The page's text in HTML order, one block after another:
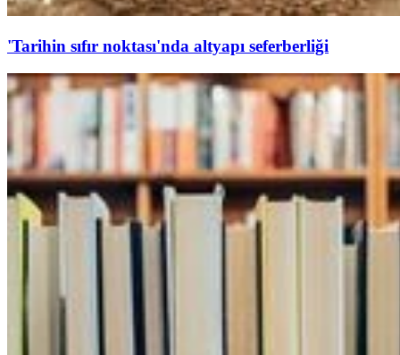
'Tarihin sıfır noktası'nda altyapı seferberliği